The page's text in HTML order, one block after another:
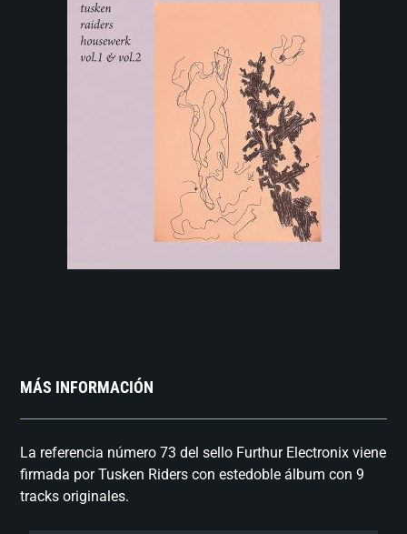
MÁS INFORMACIÓN
La referencia número 73 del sello Furthur Electronix viene
firmada por Tusken Riders con estedoble álbum con 9
tracks originales.